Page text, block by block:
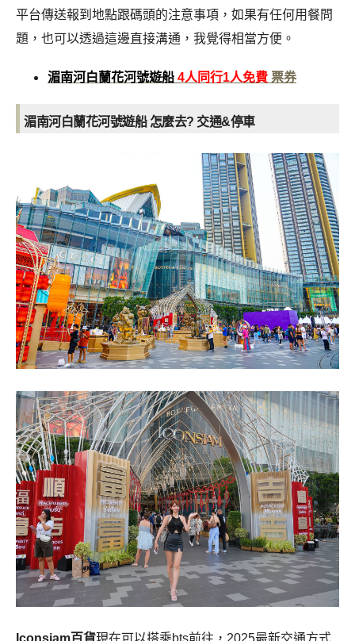
平台傳送報到地點跟碼頭的注意事項，如果有任何用餐問
題，也可以透過這邊直接溝通，我覺得相當方便。
湄南河白蘭花河號遊船 4人同行1人免費 票券
湄南河白蘭花河號遊船 怎麼去? 交通&停車
Iconsiam百貨現在可以搭乘bts前往，2025最新交通方式